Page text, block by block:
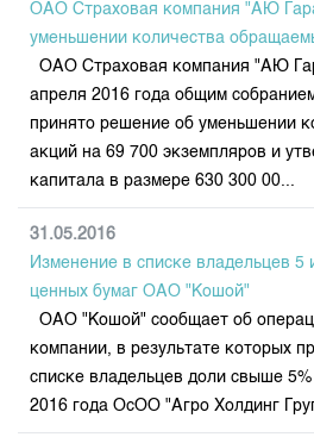
ОАО Страховая компания "АЮ
уменьшении количества
ОАО Страховая компания "АЮ
апреля 2016 года общим
принято решение об уменьшении
акций на 69 700 экземпляров и
капитала в размере 630 300 00...
31.05.2016
Изменение в списке владельцев 5
ценных бумаг ОАО "Кошой"
ОАО "Кошой" сообщает об
компании, в результате которых
списке владельцев доли свыше
2016 года ОсОО "Агро Холдинг